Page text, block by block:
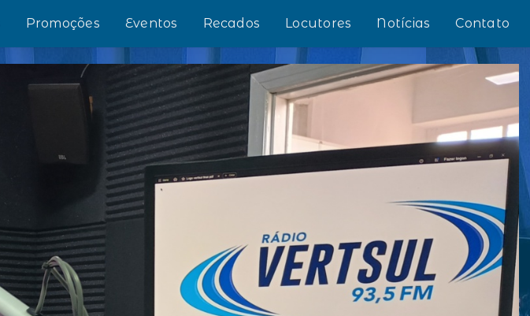
Promoções Eventos Recados Locutores Notícias Contato